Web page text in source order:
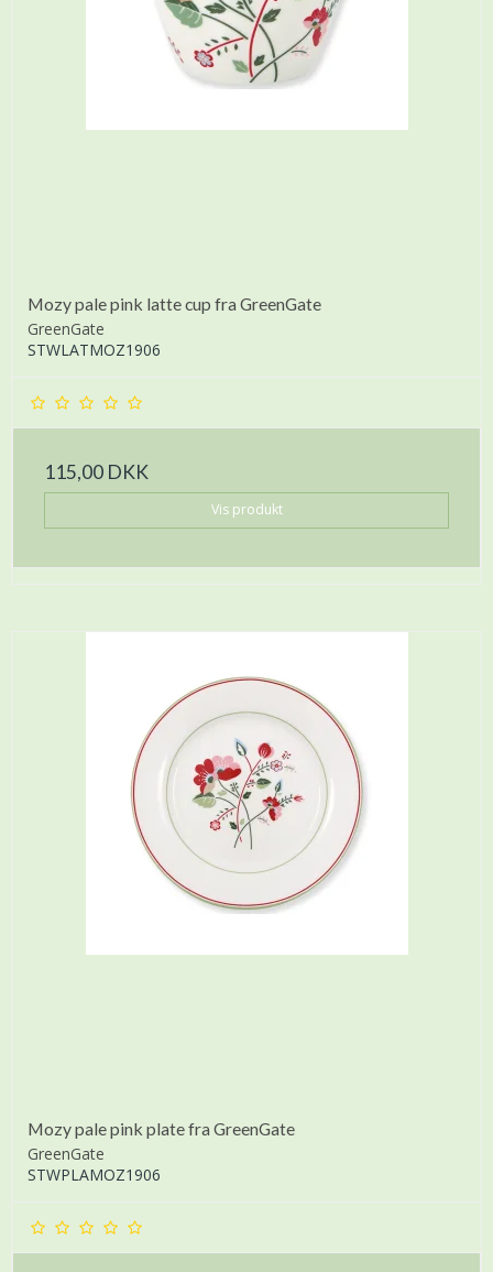
Mozy pale pink latte cup fra GreenGate
GreenGate
STWLATMOZ1906
115,00 DKK
Vis produkt
Mozy pale pink plate fra GreenGate
GreenGate
STWPLAMOZ1906